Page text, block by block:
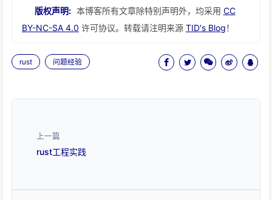
版权声明: 本博客所有文章除特别声明外，均采用 CC
BY-NC-SA 4.0 许可协议。转载请注明来源 TID's Blog！
rust 问题经验
上一篇
rust工程实践